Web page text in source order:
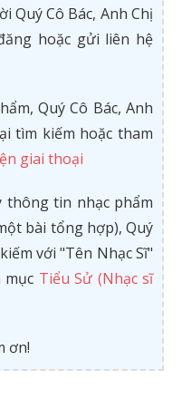
Quý Cô Bác, Anh Chị
hoặc gửi liên hệ
Quý Cô Bác, Anh
tìm kiếm hoặc tham
giai thoại
tin nhạc phẩm
bài tổng hợp), Quý
với "Tên Nhạc Sĩ"
Tiểu Sử (Nhạc sĩ
ơn!